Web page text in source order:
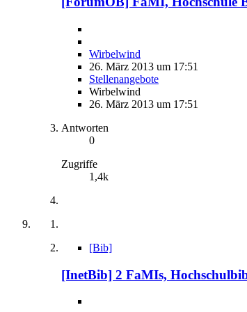
Wirbelwind
26. März 2013 um 17:51
Stellenangebote
Wirbelwind
26. März 2013 um 17:51
Antworten
0
Zugriffe
1,4k
[Bib]
[InetBib] 2 FaMIs,